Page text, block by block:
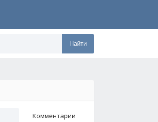
Найти
Комментарии